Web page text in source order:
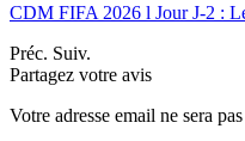
CDM FIFA 2026 l Jour J-2 :
Préc. Suiv.
Partagez votre avis
Votre adresse email ne sera